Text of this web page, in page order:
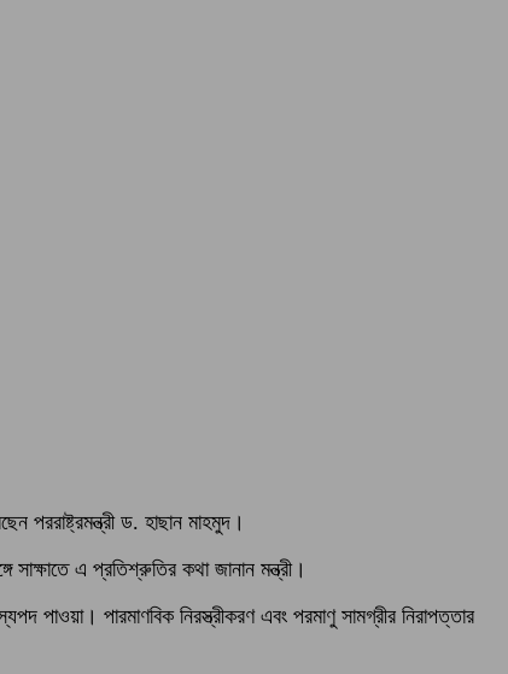
পররাষ্ট্রমন্ত্রী ড. হাছান মাহমুদ।
সাক্ষাতে এ প্রতিশ্রুতির কথা জানান মন্ত্রী।
পারমাণবিক নিরস্ত্রীকরণ এবং পরমাণু সামগ্রীর নিরাপত্তার